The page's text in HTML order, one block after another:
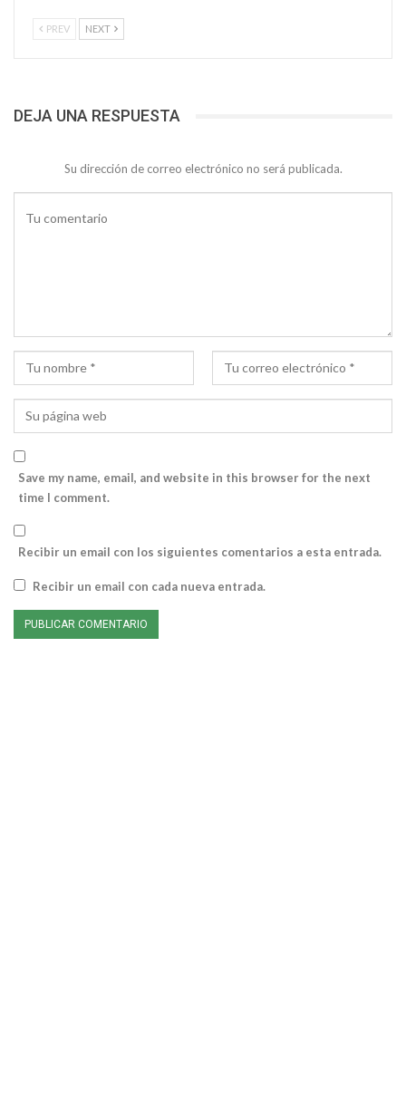
PREV NEXT
DEJA UNA RESPUESTA
Su dirección de correo electrónico no será publicada.
Save my name, email, and website in this browser for the next
time I comment.
Recibir un email con los siguientes comentarios a esta entrada.
Recibir un email con cada nueva entrada.